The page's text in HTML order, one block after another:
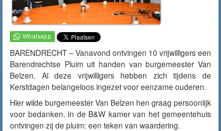
BARENDRECHT –Vanavond ontvingen 10 vrijwilligers een
Barendrechtse Pluim uit handen van burgemeester Van
Belzen. Al deze vrijwilligers hebben zich tijdens de
Kerstdagen belangeloos ingezet voor eenzame ouderen.
Hier wilde burgemeester Van Belzen hen graag persoonlijk
voor bedanken. In de B&W kamer van het gemeentehuis
ontvingen zij de pluim: een teken van waardering.